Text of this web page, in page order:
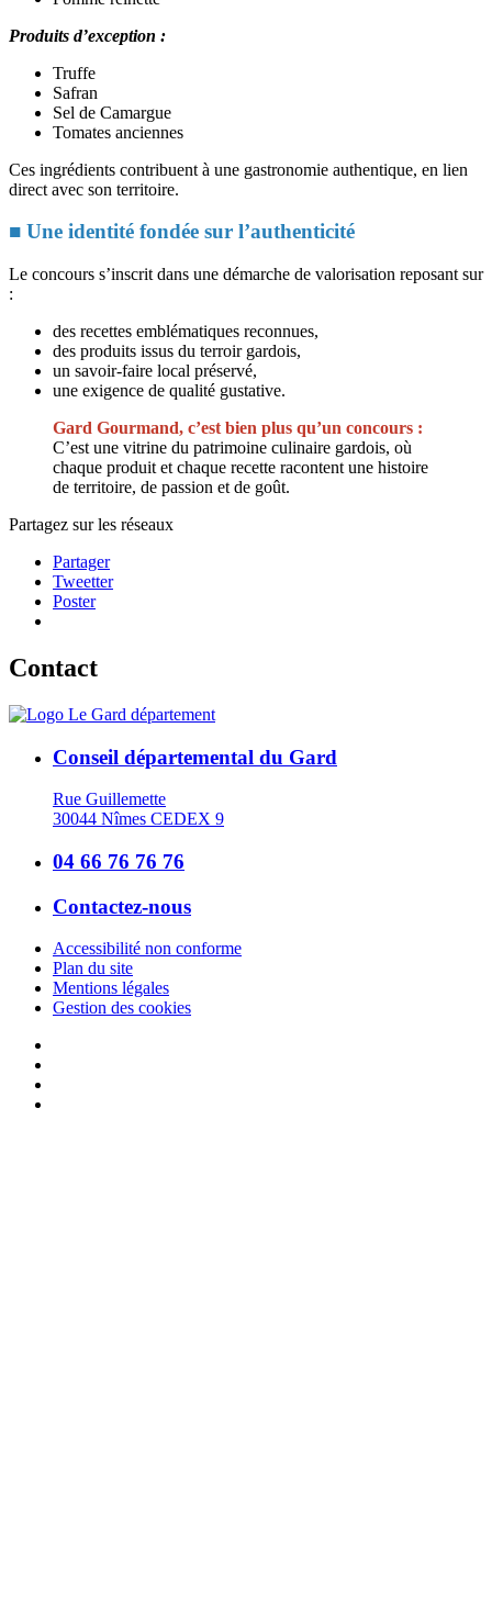
Produits d’exception :
Truffe
Safran
Sel de Camargue
Tomates anciennes
Ces ingrédients contribuent à une gastronomie authentique, en lien
direct avec son territoire.
■ Une identité fondée sur l’authenticité
Le concours s’inscrit dans une démarche de valorisation reposant sur
:
des recettes emblématiques reconnues,
des produits issus du terroir gardois,
un savoir-faire local préservé,
une exigence de qualité gustative.
Gard Gourmand, c’est bien plus qu’un concours :
C’est une vitrine du patrimoine culinaire gardois, où
chaque produit et chaque recette racontent une histoire
de territoire, de passion et de goût.
Partagez sur les réseaux
Partager
Tweetter
Poster
Contact
Conseil départemental du Gard
Rue Guillemette
30044 Nîmes CEDEX 9
04 66 76 76 76
Contactez-nous
Accessibilité non conforme
Plan du site
Mentions légales
Gestion des cookies